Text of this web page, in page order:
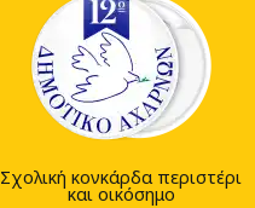
Σχολική κονκάρδα περιστέρι
και οικόσημο